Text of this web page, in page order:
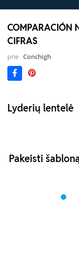
COMPARACIÓN
CIFRAS
prie Conchigh
Lyderių lentelė
Pakeisti